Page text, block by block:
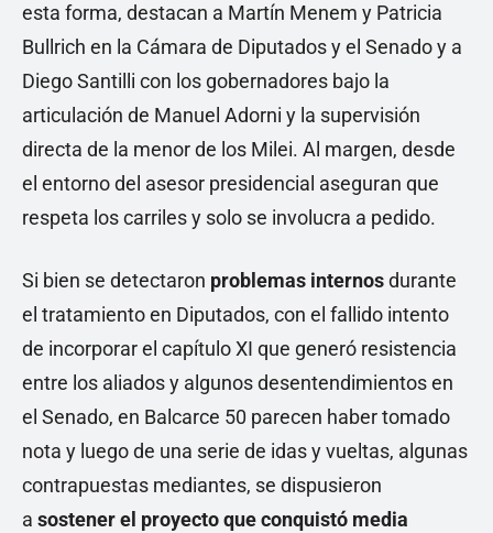
esta forma, destacan a Martín Menem y Patricia
Bullrich en la Cámara de Diputados y el Senado y a
Diego Santilli con los gobernadores bajo la
articulación de Manuel Adorni y la supervisión
directa de la menor de los Milei. Al margen, desde
el entorno del asesor presidencial aseguran que
respeta los carriles y solo se involucra a pedido.
Si bien se detectaron problemas internosdurante
el tratamiento en Diputados, con el fallido intento
de incorporar el capítulo XI que generó resistencia
entre los aliados y algunos desentendimientos en
el Senado, en Balcarce 50 parecen haber tomado
nota y luego de una serie de idas y vueltas, algunas
contrapuestas mediantes, se dispusieron
a sostener el proyecto que conquistó media